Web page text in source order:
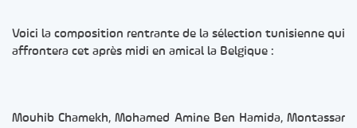
Voici la composition rentrante de la sélection tunisienne qui
affrontera cet après midi en amical la Belgique :
Mouhib Chamekh, Mohamed Amine Ben Hamida, Montassar